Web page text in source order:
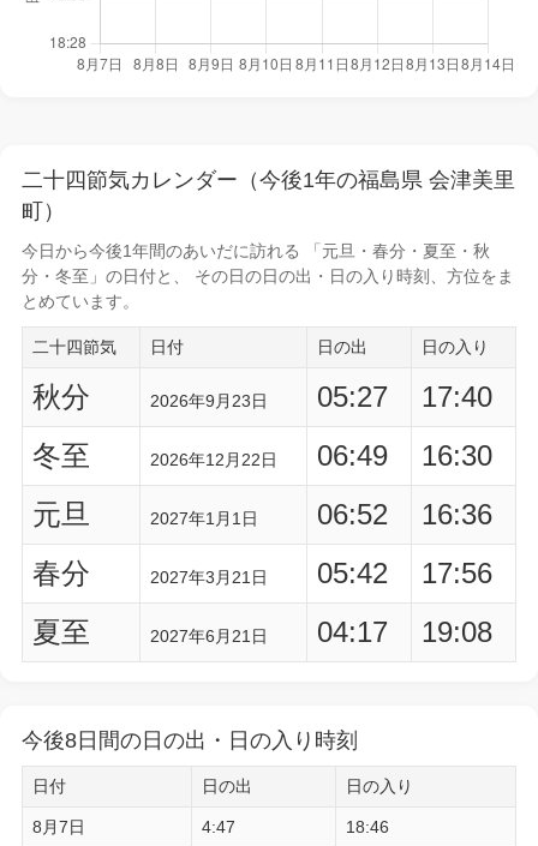
二十四節気カレンダー（今後1年の福島県 会津美里
町）
今日から今後1年間のあいだに訪れる 「元旦・春分・夏至・秋
分・冬至」の日付と、 その日の日の出・日の入り時刻
、方位をま
とめています。
二十四節気 日付 日の出 日の入り
秋分 2026年9月23日 05:27
17:40
冬至
2026年12月22日 06:49
16:30
元旦
2027年1月1日 06:52
16:36
春分
2027年3月21日 05:42
17:56
夏至
2027年6月21日 04:17 19:08
今後8日間の日の出・日の入り時刻
日付 日の出 日の入り
8月7日 4:47 18:46